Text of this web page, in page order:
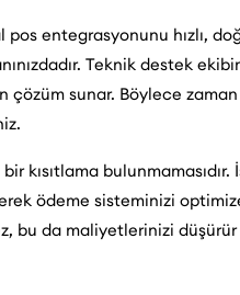
pos entegrasyonunu hızlı,
Teknik destek
sunar. Böylece
kısıtlama
ödeme sisteminizi
da maliyetlerinizi düşürür